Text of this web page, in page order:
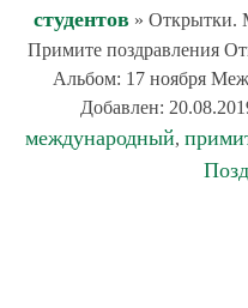
студентов» Открытки.
Примите поздравления
Альбом: 17 ноября
Добавлен:
международный,